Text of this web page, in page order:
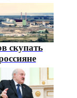
скупать